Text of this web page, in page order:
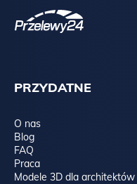
PRZYDATNE
O nas
Blog
FAQ
Praca
Modele 3D dla architektów